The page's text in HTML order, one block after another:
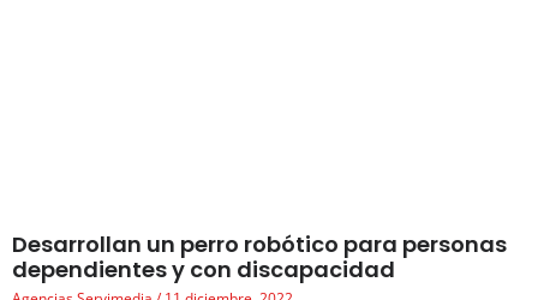
Desarrollan un perro robótico para personas
dependientes y con discapacidad